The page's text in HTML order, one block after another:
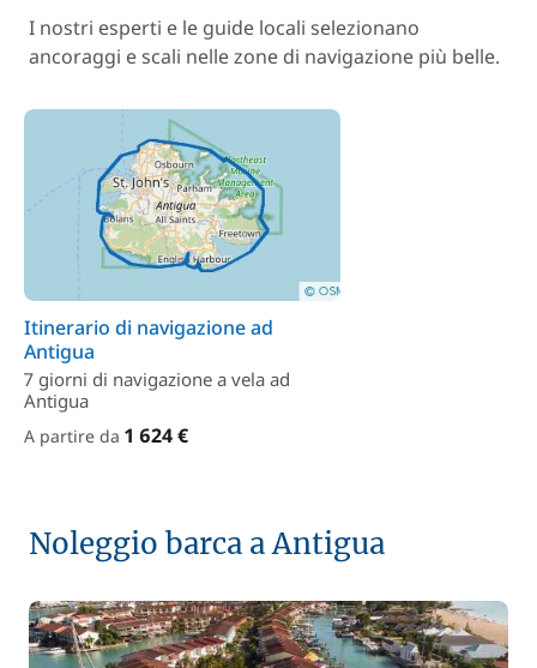
I nostri esperti e le guide locali selezionano
ancoraggi e scali nelle zone di navigazione più belle.
Itinerario di navigazione ad
Antigua
7 giorni di navigazione a vela ad
Antigua
A partire da 1 624 €
Noleggio barca a Antigua